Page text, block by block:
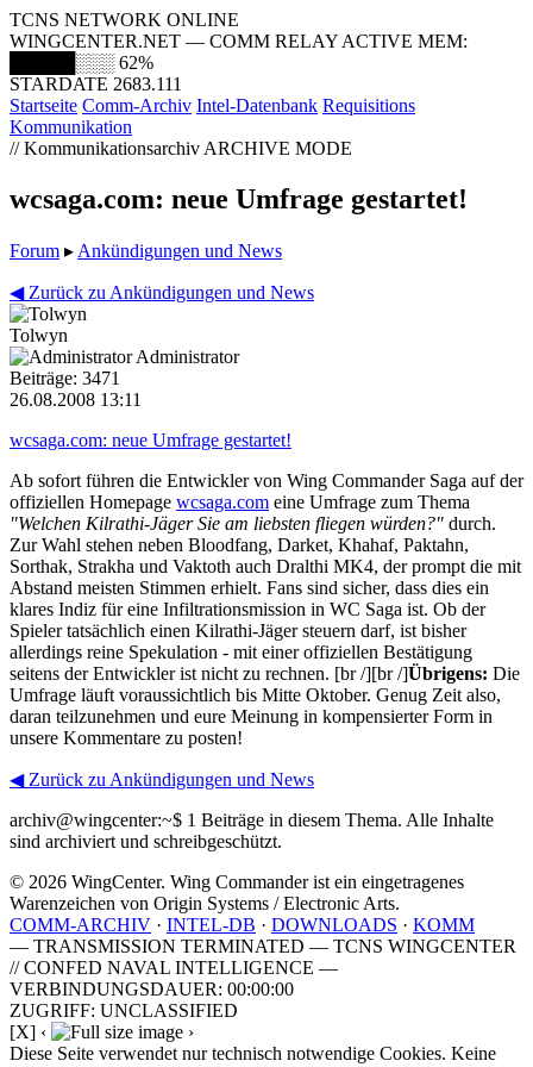
TCNS NETWORK ONLINE
WINGCENTER.NET — COMM RELAY ACTIVE MEM:
█████░░░ 62%
STARDATE 2683.111
Startseite Comm-Archiv Intel-Datenbank Requisitions
Kommunikation
// Kommunikationsarchiv ARCHIVE MODE
wcsaga.com: neue Umfrage gestartet!
Forum ▸ Ankündigungen und News
◀ Zurück zu Ankündigungen und News
Tolwyn
Administrator
Beiträge: 3471
26.08.2008 13:11
wcsaga.com: neue Umfrage gestartet!
Ab sofort führen die Entwickler von Wing Commander Saga auf der
offiziellen Homepage wcsaga.com eine Umfrage zum Thema
"Welchen Kilrathi-Jäger Sie am liebsten fliegen würden?" durch.
Zur Wahl stehen neben Bloodfang, Darket, Khahaf, Paktahn,
Sorthak, Strakha und Vaktoth auch Dralthi MK4, der prompt die mit
Abstand meisten Stimmen erhielt. Fans sind sicher, dass dies ein
klares Indiz für eine Infiltrationsmission in WC Saga ist. Ob der
Spieler tatsächlich einen Kilrathi-Jäger steuern darf, ist bisher
allerdings reine Spekulation - mit einer offiziellen Bestätigung
seitens der Entwickler ist nicht zu rechnen. [br /][br /]Übrigens: Die
Umfrage läuft voraussichtlich bis Mitte Oktober. Genug Zeit also,
daran teilzunehmen und eure Meinung in kompensierter Form in
unsere Kommentare zu posten!
◀ Zurück zu Ankündigungen und News
archiv@wingcenter:~$ 1 Beiträge in diesem Thema. Alle Inhalte
sind archiviert und schreibgeschützt.
© 2026 WingCenter. Wing Commander ist ein eingetragenes
Warenzeichen von Origin Systems / Electronic Arts.
COMM-ARCHIV · INTEL-DB · DOWNLOADS · KOMM
— TRANSMISSION TERMINATED — TCNS WINGCENTER
// CONFED NAVAL INTELLIGENCE —
VERBINDUNGSDAUER: 00:00:00
ZUGRIFF: UNCLASSIFIED
[X] ‹
›
Diese Seite verwendet nur technisch notwendige Cookies. Keine